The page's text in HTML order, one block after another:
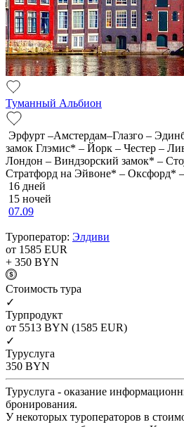
Туманный Альбион
Эрфурт –Амстердам–Глазго –
замок Глэмис* – Йорк – Честер –
Лондон – Виндзорский замок* –
Стратфорд на Эйвоне* – Оксфорд*
16 дней
15 ночей
07.09
Туроператор: Элдиви
от 1585 EUR
+ 350 BYN
Cтоимость тура
✓
Турпродукт
от 5513 BYN (1585 EUR)
✓
Туруслуга
350 BYN
Туруслуга - оказание
бронирования.
У некоторых туроператоров в